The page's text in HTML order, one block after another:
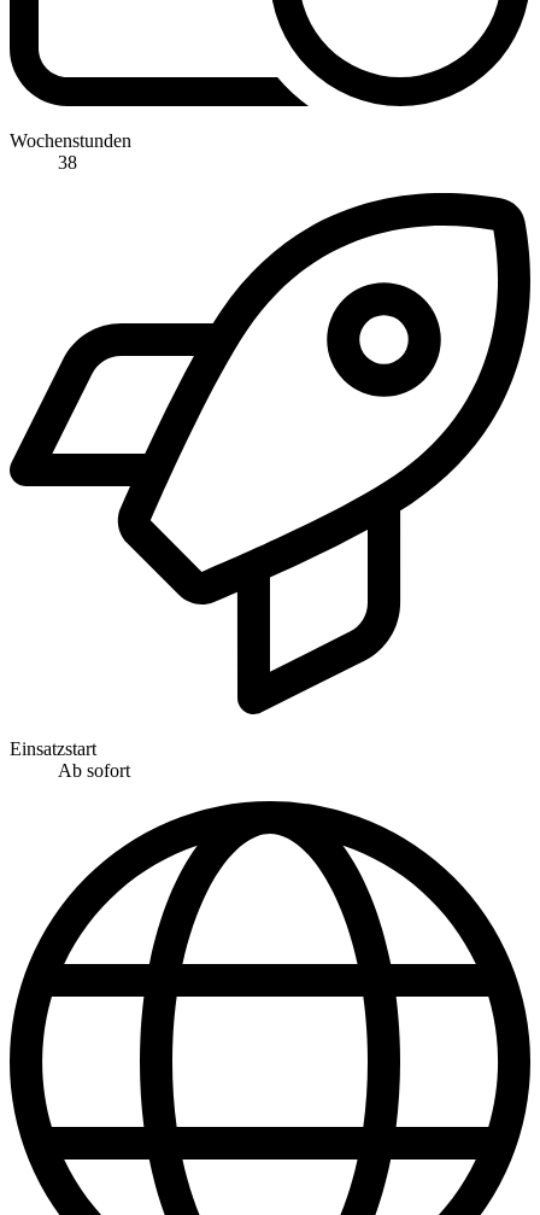
Wochenstunden
38
Einsatzstart
Ab sofort